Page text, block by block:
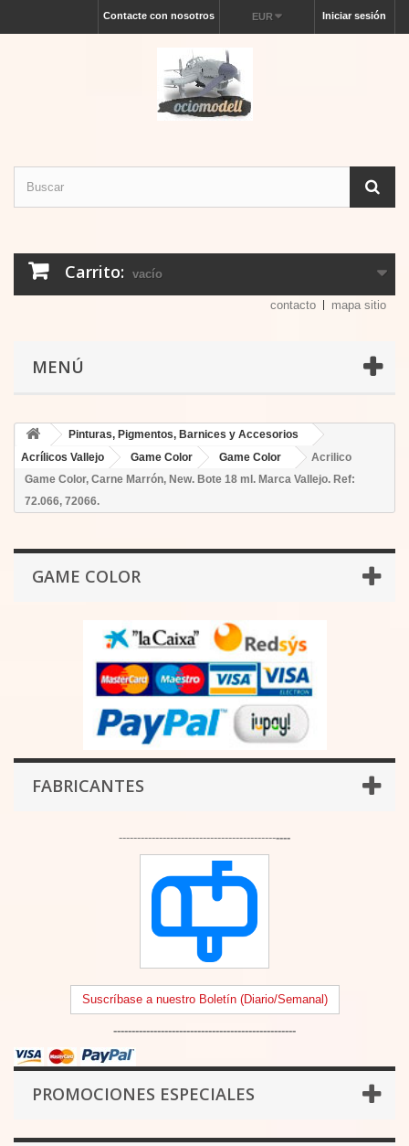
Iniciar sesión
EUR
Contacte con nosotros
Carrito: vacío
contacto mapa sitio
MENÚ
Pinturas, Pigmentos, Barnices y Accesorios
Acrílicos Vallejo
Game Color Game Color
Acrilico
Game Color, Carne Marrón, New. Bote 18 ml. Marca Vallejo. Ref:
72.066, 72066.
GAME COLOR
FABRICANTES
-----------------------------------------------
Suscríbase a nuestro Boletín (Diario/Semanal)
--------------------------------------------------
PROMOCIONES ESPECIALES